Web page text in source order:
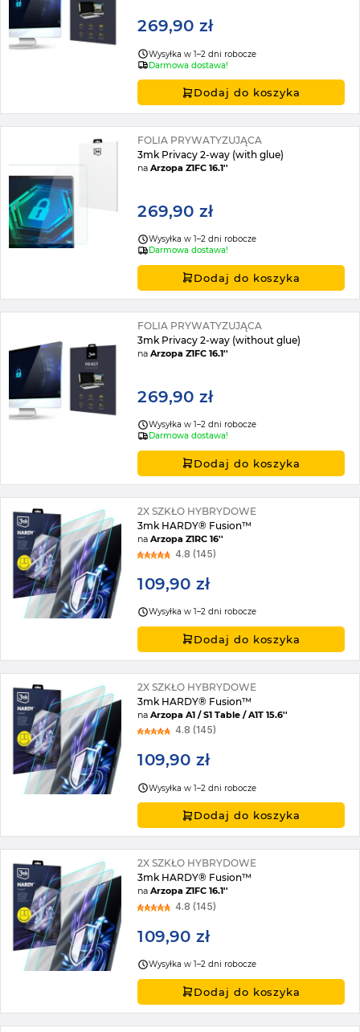
269,90 zł
Wysyłka w 1–2 dni robocze
Darmowa dostawa!
Dodaj do koszyka
FOLIA PRYWATYZUJĄCA
3mk Privacy 2-way (with glue)
naArzopa Z1FC 16.1''
269,90 zł
Wysyłka w 1–2 dni robocze
Darmowa dostawa!
Dodaj do koszyka
FOLIA PRYWATYZUJĄCA
3mk Privacy 2-way (without glue)
naArzopa Z1FC 16.1''
269,90 zł
Wysyłka w 1–2 dni robocze
Darmowa dostawa!
Dodaj do koszyka
2X SZKŁO HYBRYDOWE
3mk HARDY® Fusion™
naArzopa Z1RC 16''
4.8 (145)
109,90 zł
Wysyłka w 1–2 dni robocze
Dodaj do koszyka
2X SZKŁO HYBRYDOWE
3mk HARDY® Fusion™
naArzopa A1 / S1 Table / A1T 15.6''
4.8 (145)
109,90 zł
Wysyłka w 1–2 dni robocze
Dodaj do koszyka
2X SZKŁO HYBRYDOWE
3mk HARDY® Fusion™
naArzopa Z1FC 16.1''
4.8 (145)
109,90 zł
Wysyłka w 1–2 dni robocze
Dodaj do koszyka